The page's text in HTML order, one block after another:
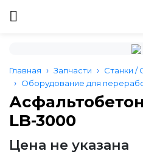
Главная Запчасти
Станки /
Оборудование для
LB-3000
Цена не указана